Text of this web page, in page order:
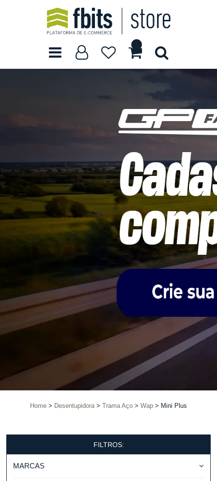
Home Desentupidora Trama Aço Wap Mini Plus
FILTROS:
MARCAS